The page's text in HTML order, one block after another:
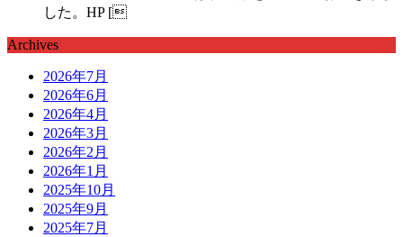
した。HP [
Archives
2026年7月
2026年6月
2026年4月
2026年3月
2026年2月
2026年1月
2025年10月
2025年9月
2025年7月